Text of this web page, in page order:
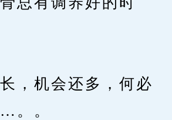
机会还多，何必
。。